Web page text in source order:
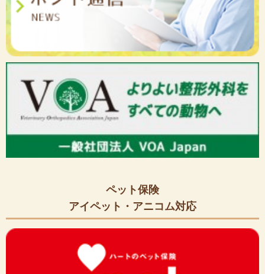
ペット保険
アイペット・アニコム対応